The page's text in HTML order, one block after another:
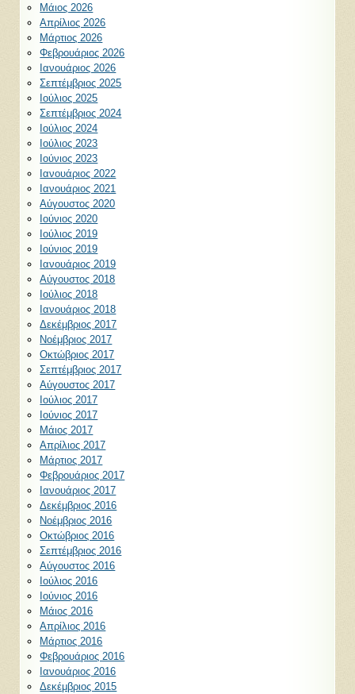
Μάιος 2026
Απρίλιος 2026
Μάρτιος 2026
Φεβρουάριος 2026
Ιανουάριος 2026
Σεπτέμβριος 2025
Ιούλιος 2025
Σεπτέμβριος 2024
Ιούλιος 2024
Ιούλιος 2023
Ιούνιος 2023
Ιανουάριος 2022
Ιανουάριος 2021
Αύγουστος 2020
Ιούνιος 2020
Ιούλιος 2019
Ιούνιος 2019
Ιανουάριος 2019
Αύγουστος 2018
Ιούλιος 2018
Ιανουάριος 2018
Δεκέμβριος 2017
Νοέμβριος 2017
Οκτώβριος 2017
Σεπτέμβριος 2017
Αύγουστος 2017
Ιούλιος 2017
Ιούνιος 2017
Μάιος 2017
Απρίλιος 2017
Μάρτιος 2017
Φεβρουάριος 2017
Ιανουάριος 2017
Δεκέμβριος 2016
Νοέμβριος 2016
Οκτώβριος 2016
Σεπτέμβριος 2016
Αύγουστος 2016
Ιούλιος 2016
Ιούνιος 2016
Μάιος 2016
Απρίλιος 2016
Μάρτιος 2016
Φεβρουάριος 2016
Ιανουάριος 2016
Δεκέμβριος 2015